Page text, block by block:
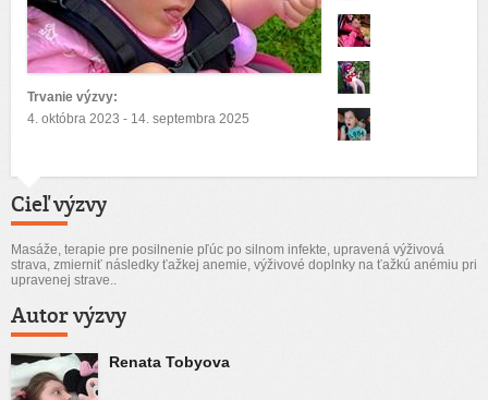
Trvanie výzvy:
4. októbra 2023 - 14. septembra 2025
Cieľ výzvy
Masáže, terapie pre posilnenie pľúc po silnom infekte, upravená výživová
strava, zmierniť následky ťažkej anemie, výživové doplnky na ťažkú anémiu pri
upravenej strave..
Autor výzvy
Renata Tobyova